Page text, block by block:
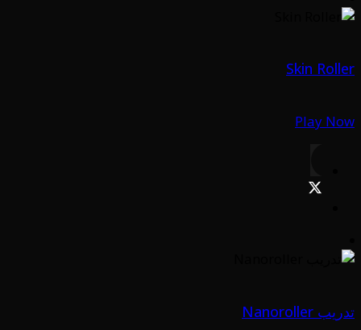
Skin Roller
Play Now
تدريب Nanoroller